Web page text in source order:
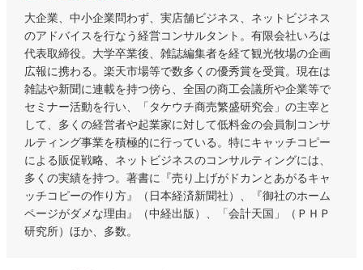
大企業、中小企業問わず、実店舗ビジネス、ネットビジネス
のアドバイスを行なう経営コンサルタント。有限会社いろは
代表取締役。大学卒業後、雑誌編集者を経て観光牧場の企画
広報に携わる。楽天市場等で数多くの優秀賞を受賞。現在は
雑誌や新聞に連載を持つ傍ら、全国の商工会議所や企業等で
セミナー活動を行い、「タケウチ商売繁盛研究会」の主宰と
して、多くの経営者や起業家に対して低料金の会員制コンサ
ルティング事業を積極的に行っている。特にキャッチコピー
による販促戦略、ネットビジネスのコンサルティングには、
多くの実績を持つ。著書に『売り上げがドカンとあがるキャ
ッチコピーの作り方』（日本経済新聞社）、『御社のホーム
ページがダメな理由』（中経出版）、「会計天国」（ＰＨＰ
研究所）ほか、多数。